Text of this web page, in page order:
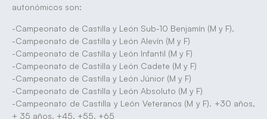
autonómicos son:
-Campeonato de Castilla y León Sub-10 Benjamín (M y F).
-Campeonato de Castilla y León Alevín (M y F)
-Campeonato de Castilla y León Infantil (M y F)
-Campeonato de Castilla y León Cadete (M y F)
-Campeonato de Castilla y León Júnior (M y F)
-Campeonato de Castilla y León Absoluto (M y F)
-Campeonato de Castilla y León Veteranos (M y F). +30 años,
+ 35 años, +45, +55, +65